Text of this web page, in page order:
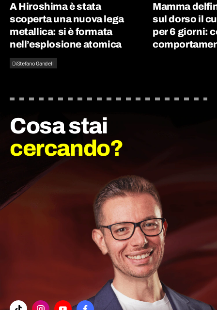
A Hiroshima è stata
scoperta una nuova lega
metallica: si è formata
nell’esplosione atomica
DiStefano Gandelli
Mamma
sul dorso il
per 6 giorni:
Cosa stai
cercando?